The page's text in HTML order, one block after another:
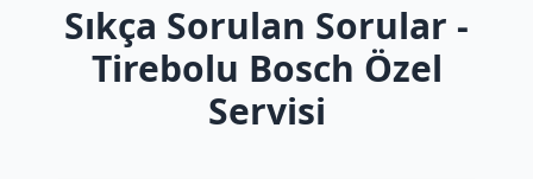
Sıkça Sorulan Sorular -
Tirebolu Bosch Özel
Servisi